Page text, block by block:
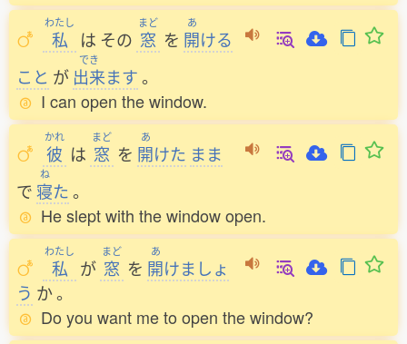
わたし
私 は その
まど
窓 を
あ
開ける
こと が
でき
出来ます。
I can open the window.
かれ
彼 は
まど
窓 を
あ
開けた まま
で
ね
寝た。
He slept with the window open.
わたし
私 が
まど
窓 を
あ
開けましょ
う か。
Do you want me to open the window?